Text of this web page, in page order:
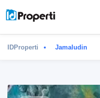
IDProperti Jamaludin